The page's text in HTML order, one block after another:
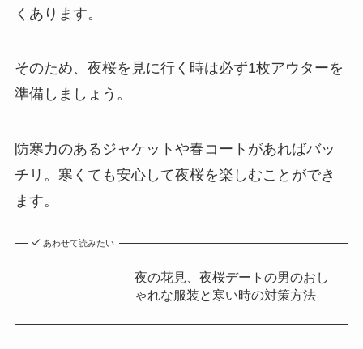
くあります。
そのため、夜桜を見に行く時は必ず1枚アウターを
準備しましょう。
防寒力のあるジャケットや春コートがあればバッ
チリ。寒くても安心して夜桜を楽しむことができ
ます。
あわせて読みたい
夜の花見、夜桜デートの男のおし
ゃれな服装と寒い時の対策方法